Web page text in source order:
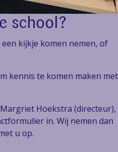
school?
kijkje komen nemen, of
kennis te komen maken met
Hoekstra (directeur),
in. Wij nemen dan
u op.